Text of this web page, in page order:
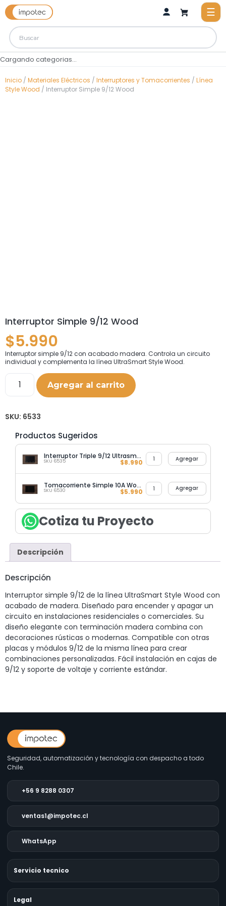
Cargando categorias...
Inicio / Materiales Eléctricos / Interruptores y Tomacorrientes / Línea
Style Wood / Interruptor Simple 9/12 Wood
Interruptor Simple 9/12 Wood
$5.990
Interruptor simple 9/12 con acabado madera. Controla un circuito
individual y complementa la línea UltraSmart Style Wood.
Agregar al carrito
SKU: 6533
Productos Sugeridos
Interruptor Triple 9/12 Ultrasmart Wood
SKU 6535 $8.990 Agregar
Tomacorriente Simple 10A Wood Ultrasmart
SKU 6530 $5.990 Agregar
Cotiza tu Proyecto
Descripción
Descripción
Interruptor simple 9/12 de la línea UltraSmart Style Wood con
acabado de madera. Diseñado para encender y apagar un
circuito en instalaciones residenciales o comerciales. Su
diseño elegante con terminación madera combina con
decoraciones rústicas o modernas. Compatible con otras
placas y módulos 9/12 de la misma línea para crear
combinaciones personalizadas. Fácil instalación en cajas de
9/12 y soporte de voltaje y corriente estándar.
Seguridad, automatización y tecnología con despacho a todo
Chile.
+56 9 8288 0307
ventas1@impotec.cl
WhatsApp
Servicio tecnico
Legal